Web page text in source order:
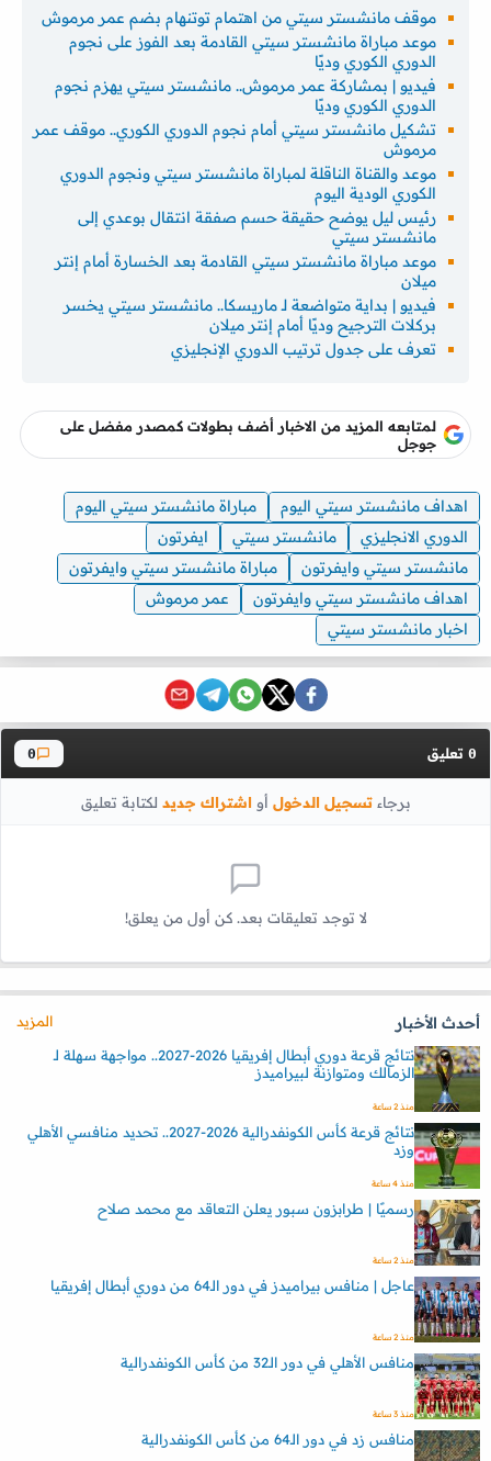
موقف مانشستر سيتي من اهتمام توتنهام بضم عمر مرموش
موعد مباراة مانشستر سيتي القادمة بعد الفوز على نجوم
الدوري الكوري وديًا
فيديو | بمشاركة عمر مرموش.. مانشستر سيتي يهزم نجوم
الدوري الكوري وديًا
تشكيل مانشستر سيتي أمام نجوم الدوري الكوري.. موقف عمر
مرموش
موعد والقناة الناقلة لمباراة مانشستر سيتي ونجوم الدوري
الكوري الودية اليوم
رئيس ليل يوضح حقيقة حسم صفقة انتقال بوعدي إلى
مانشستر سيتي
موعد مباراة مانشستر سيتي القادمة بعد الخسارة أمام إنتر
ميلان
فيديو | بداية متواضعة لـ ماريسكا.. مانشستر سيتي يخسر
بركلات الترجيح وديًا أمام إنتر ميلان
تعرف على جدول ترتيب الدوري الإنجليزي
لمتابعه المزيد من الاخبار أضف بطولات كمصدر مفضل على
جوجل
اهداف مانشستر سيتي اليوم
مباراة مانشستر سيتي اليوم
الدوري الانجليزي
مانشستر سيتي
ايفرتون
مانشستر سيتي وايفرتون
مباراة مانشستر سيتي وايفرتون
اهداف مانشستر سيتي وايفرتون
عمر مرموش
اخبار مانشستر سيتي
0 تعليق 0
برجاءتسجيل الدخول أواشتراك جديد لكتابة تعليق
لا توجد تعليقات بعد. كن أول من يعلق!
أحدث الأخبار
المزيد
نتائج قرعة دوري أبطال إفريقيا 2026-2027.. مواجهة سهلة لـ
الزمالك ومتوازنة لبيراميدز
منذ 2 ساعة
نتائج قرعة كأس الكونفدرالية 2026-2027.. تحديد منافسي الأهلي
وزد
منذ 4 ساعة
رسميًا | طرابزون سبور يعلن التعاقد مع محمد صلاح
منذ 2 ساعة
عاجل | منافس بيراميدز في دور الـ64 من دوري أبطال إفريقيا
منذ 2 ساعة
منافس الأهلي في دور الـ32 من كأس الكونفدرالية
منذ 3 ساعة
منافس زد في دور الـ64 من كأس الكونفدرالية